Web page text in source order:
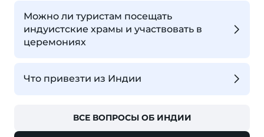
Можно ли туристам посещать
индуистские храмы и участвовать в
церемониях
Что привезти из Индии
ВСЕ ВОПРОСЫ ОБ ИНДИИ